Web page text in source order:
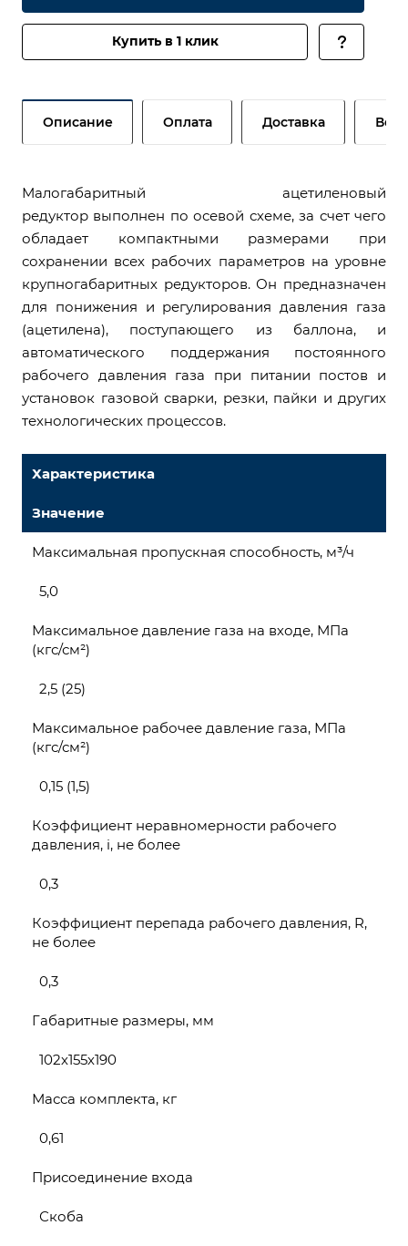
Купить в 1 клик
Описание Оплата Доставка
Малогабаритный ацетиленовый
редуктор выполнен по осевой схеме, за счет чего
обладает компактными размерами при
сохранении всех рабочих параметров на уровне
крупногабаритных редукторов. Он предназначен
для понижения и регулирования давления газа
(ацетилена), поступающего из баллона, и
автоматического поддержания постоянного
рабочего давления газа при питании постов и
установок газовой сварки, резки, пайки и других
технологических процессов.
Характеристика
Значение
Максимальная пропускная способность, м³/ч
5,0
Максимальное давление газа на входе, МПа
(кгс/см²)
2,5 (25)
Максимальное рабочее давление газа, МПа
(кгс/см²)
0,15 (1,5)
Коэффициент неравномерности рабочего
давления, i, не более
0,3
Коэффициент перепада рабочего давления, R,
не более
0,3
Габаритные размеры, мм
102х155х190
Масса комплекта, кг
0,61
Присоединение входа
Скоба